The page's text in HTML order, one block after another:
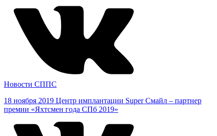
Новости СППС
18 ноября 2019 Центр имплантации Super Смайл – партнер
премии «Яхтсмен года СПб 2019»